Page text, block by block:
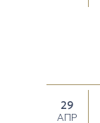
29
ΑΠΡ